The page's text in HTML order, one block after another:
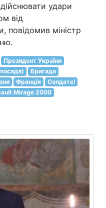
удари
від
повідомив міністр
Президент України
Бригада
Франція
Солдате!
Mirage 2000